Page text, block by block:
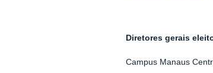
Diretores gerais
Campus Manaus